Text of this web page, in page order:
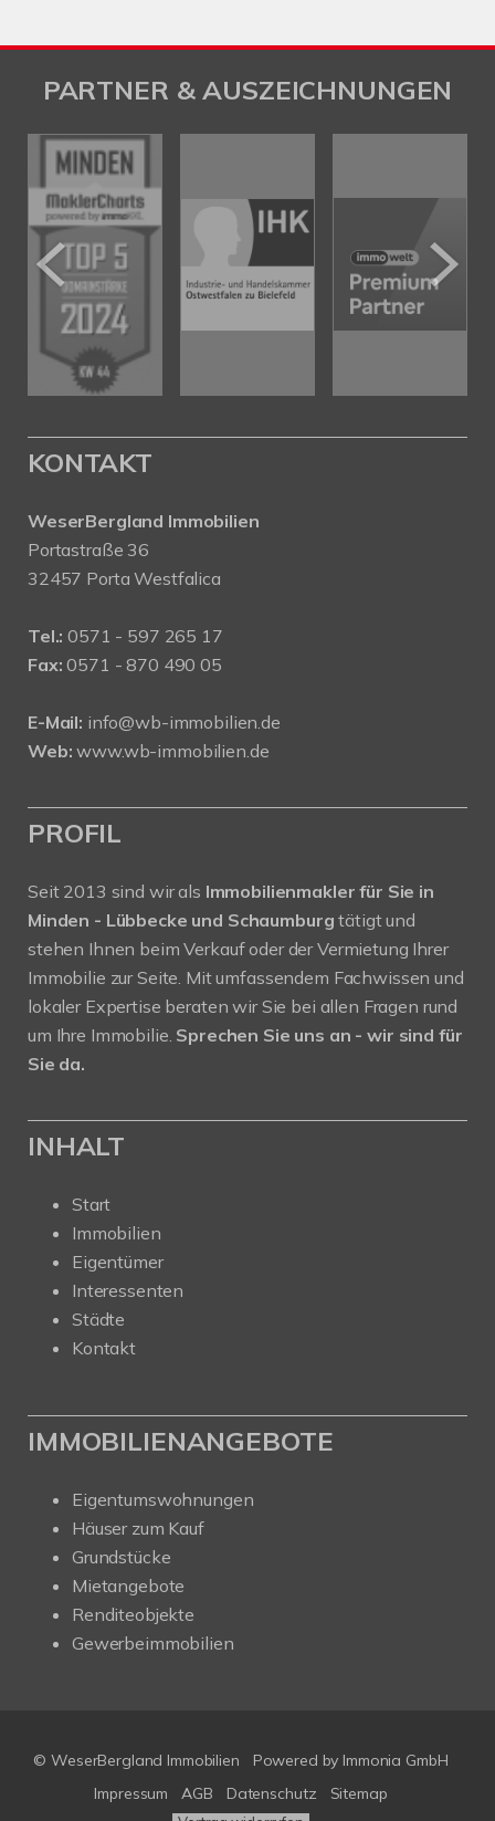
PARTNER & AUSZEICHNUNGEN
KONTAKT
WeserBergland Immobilien
Portastraße 36
32457 Porta Westfalica
Tel.: 0571 - 597 265 17
Fax: 0571 - 870 490 05
E-Mail: info@wb-immobilien.de
Web: www.wb-immobilien.de
PROFIL
Seit 2013 sind wir als Immobilienmakler für Sie in
Minden - Lübbecke und Schaumburgtätigt und
stehen Ihnen beim Verkauf oder der Vermietung Ihrer
Immobilie zur Seite. Mit umfassendem Fachwissen und
lokaler Expertise beraten wir Sie bei allen Fragen rund
um Ihre Immobilie. Sprechen Sie uns an - wir sind für
Sie da.
INHALT
Start
Immobilien
Eigentümer
Interessenten
Städte
Kontakt
IMMOBILIENANGEBOTE
Eigentumswohnungen
Häuser zum Kauf
Grundstücke
Mietangebote
Renditeobjekte
Gewerbeimmobilien
© WeserBergland Immobilien Powered by Immonia GmbH
Impressum
AGB Datenschutz Sitemap